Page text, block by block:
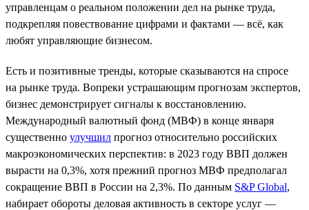
управленцам о реальном положении дел на рынке труда,
подкрепляя повествование цифрами и фактами — всё, как
любят управляющие бизнесом.
Есть и позитивные тренды, которые сказываются на спросе
на рынке труда. Вопреки устрашающим прогнозам экспертов,
бизнес демонстрирует сигналы к восстановлению.
Международный валютный фонд (МВФ) в конце января
существенно улучшил прогноз относительно российских
макроэкономических перспектив: в 2023 году ВВП должен
вырасти на 0,3%, хотя прежний прогноз МВФ предполагал
сокращение ВВП в России на 2,3%. По данным S&P Global,
набирает обороты деловая активность в секторе услуг —